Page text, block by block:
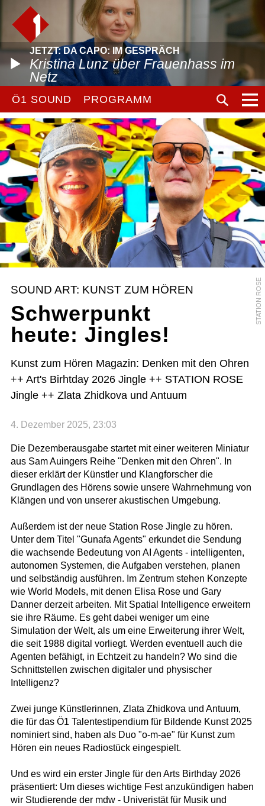
JETZT: DA CAPO: IM GESPRÄCH
Kristina Lunz über Frauenhass im
Netz
Ö1 SOUND PROGRAMM
STATION ROSE
SOUND ART: KUNST ZUM HÖREN
Schwerpunkt
heute: Jingles!
Kunst zum Hören Magazin: Denken mit den Ohren
++ Art's Birhtday 2026 Jingle ++ STATION ROSE
Jingle ++ Zlata Zhidkova und Antuum
4. Dezember 2025, 23:03
Die Dezemberausgabe startet mit einer weiteren Miniatur
aus Sam Auingers Reihe "Denken mit den Ohren". In
dieser erklärt der Künstler und Klangforscher die
Grundlagen des Hörens sowie unsere Wahrnehmung von
Klängen und von unserer akustischen Umgebung.
Außerdem ist der neue Station Rose Jingle zu hören.
Unter dem Titel "Gunafa Agents" erkundet die Sendung
die wachsende Bedeutung von AI Agents - intelligenten,
autonomen Systemen, die Aufgaben verstehen, planen
und selbständig ausführen. Im Zentrum stehen Konzepte
wie World Models, mit denen Elisa Rose und Gary
Danner derzeit arbeiten. Mit Spatial Intelligence erweitern
sie ihre Räume. Es geht dabei weniger um eine
Simulation der Welt, als um eine Erweiterung ihrer Welt,
die seit 1988 digital vorliegt. Werden eventuell auch die
Agenten befähigt, in Echtzeit zu handeln? Wo sind die
Schnittstellen zwischen digitaler und physischer
Intelligenz?
Zwei junge Künstlerinnen, Zlata Zhidkova und Antuum,
die für das Ö1 Talentestipendium für Bildende Kunst 2025
nominiert sind, haben als Duo "o-m-ae" für Kunst zum
Hören ein neues Radiostück eingespielt.
Und es wird ein erster Jingle für den Arts Birthday 2026
präsentiert: Um dieses wichtige Fest anzukündigen haben
wir Studierende der mdw - Univeristät für Musik und